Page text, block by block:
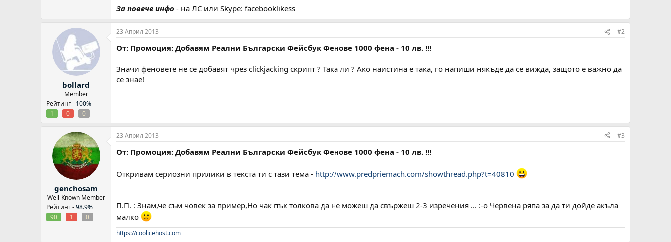
За повече инфо - на ЛС или Skype: facebooklikess
bollard
Member
Рейтинг - 100%
1
0 0
23 Април 2013 #2
От: Промоция: Добавям Реални Български Фейсбук Фенове 1000 фена - 10 лв. !!!
Значи феновете не се добавят чрез clickjacking скрипт ? Така ли ? Ако наистина е така, го напиши някъде да се вижда, защото е важно да
се знае!
genchosam
Well-Known Member
Рейтинг -98.9%
90
1 0
23 Април 2013 #3
От: Промоция: Добавям Реални Български Фейсбук Фенове 1000 фена - 10 лв. !!!
Откривам сериозни прилики в текста ти с тази тема - http://www.predpriemach.com/showthread.php?t=40810
П.П. : Знам,че съм човек за пример,Но чак пък толкова да не можеш да свържеш 2-3 изречения ... :-o Червена ряпа за да ти дойде акъла
малко
https://coolicehost.com